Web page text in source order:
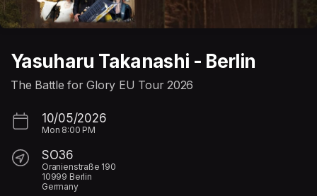
Yasuharu Takanashi - Berlin
The Battle for Glory EU Tour 2026
10/05/2026
Mon 8:00 PM
SO36
Oranienstraße 190
10999 Berlin
Germany